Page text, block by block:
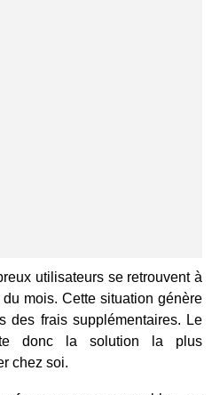
utilisateurs se retrouvent à
mois. Cette situation génère
des frais supplémentaires. Le
donc la solution la plus
chez soi.